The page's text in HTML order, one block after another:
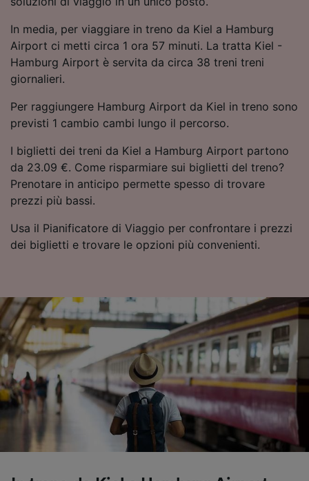
In media, per viaggiare in treno da Kiel a Hamburg
Airport ci metti circa 1 ora 57 minuti. La tratta Kiel -
Hamburg Airport è servita da circa 38 treni treni
giornalieri.
Per raggiungere Hamburg Airport da Kiel in treno sono
previsti 1 cambio cambi lungo il percorso.
I biglietti dei treni da Kiel a Hamburg Airport partono
da 23.09 €. Come risparmiare sui biglietti del treno?
Prenotare in anticipo permette spesso di trovare
prezzi più bassi.
Usa il Pianificatore di Viaggio per confrontare i prezzi
dei biglietti e trovare le opzioni più convenienti.
Utilizzare dati di geolocalizzazione precisi.
Scansione attiva delle caratteristiche del
dispositivo ai fini dell’identificazione.
Archiviare informazioni su dispositivo e/o
accedervi. Pubblicità e contenuti
personalizzati, misurazione delle prestazioni
pubblico, sviluppo di servizi.